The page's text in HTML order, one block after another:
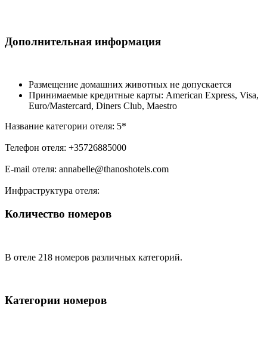
Дополнительная информация
Размещение домашних животных не допускается
Принимаемые кредитные карты: American Express, Visa,
Euro/Mastercard, Diners Club, Maestro
Название категории отеля: 5*
Телефон отеля: +35726885000
E-mail отеля: annabelle@thanoshotels.com
Инфраструктура отеля:
Количество номеров
В отеле 218 номеров различных категорий.
Категории номеров